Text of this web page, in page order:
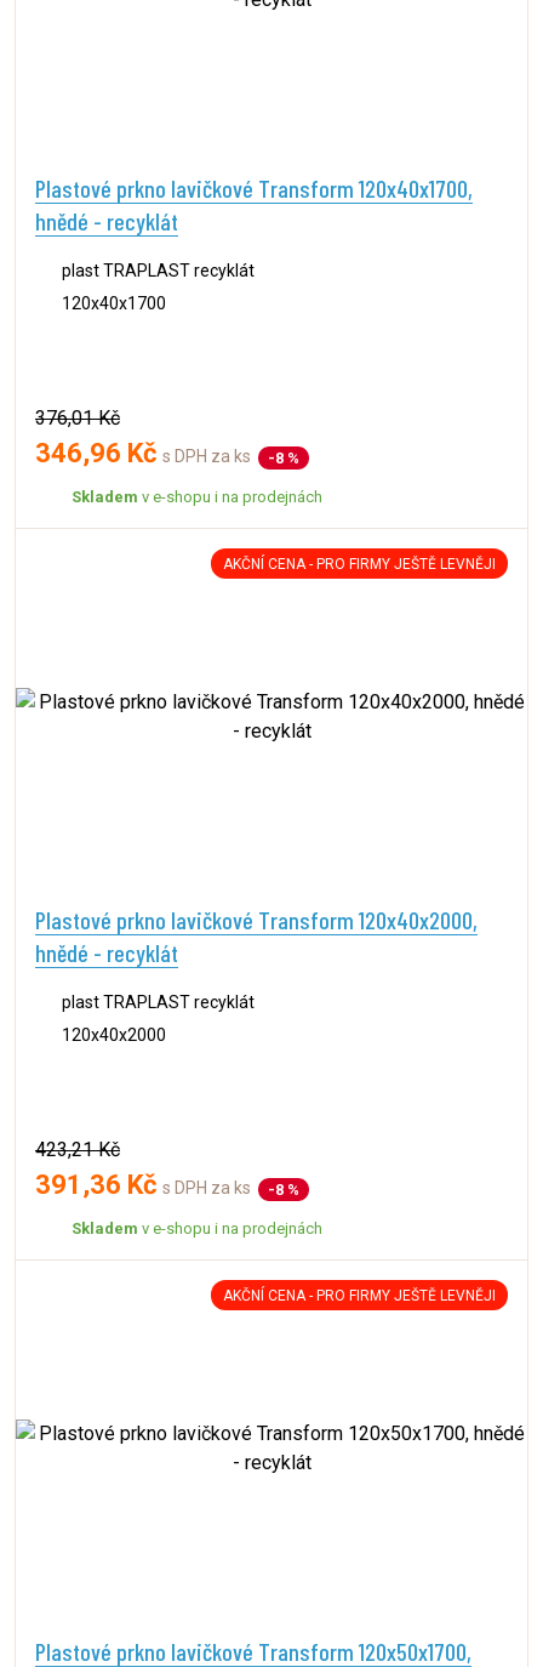
Plastové prkno lavičkové Transform 120x40x1700,
hnědé - recyklát
plast TRAPLAST recyklát
120x40x1700
376,01 Kč
346,96 Kč s DPH za ks -8 %
Skladem v e-shopu i na prodejnách
AKČNÍ CENA - PRO FIRMY JEŠTĚ LEVNĚJI
Plastové prkno lavičkové Transform 120x40x2000,
hnědé - recyklát
plast TRAPLAST recyklát
120x40x2000
423,21 Kč
391,36 Kč s DPH za ks -8 %
Skladem v e-shopu i na prodejnách
AKČNÍ CENA - PRO FIRMY JEŠTĚ LEVNĚJI
Plastové prkno lavičkové Transform 120x50x1700,